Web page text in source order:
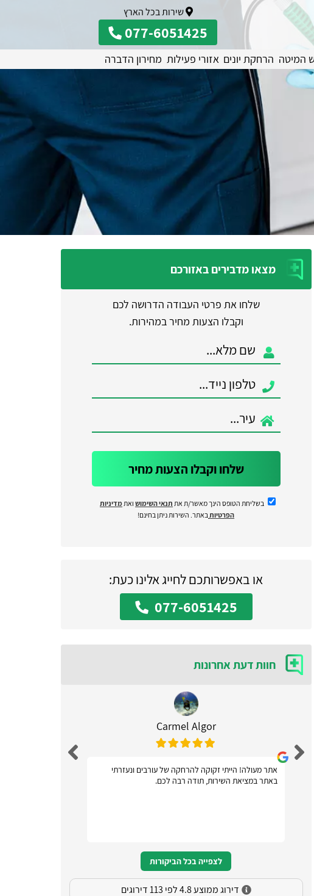
שירות בכל הארץ
077-6051425
המיטה הרחקת יונים אזורי פעילות מחירון הדברה
מצאו מדבירים באזורכם
שלחו את פרטי העבודה הדרושה לכם
וקבלו הצעות מחיר במהירות.
שלחו וקבלו הצעות מחיר
בשליחת הטופס הינך מאשר/ת את תנאי השימושואתמדיניות
הפרטיותבאתר. השירות ניתן בחינם!
או באפשרותכם לחייג אלינו כעת:
077-6051425
חוות דעת אחרונות
Carmel Algor
אתר מעולה! הייתי זקוקה להרחקה של עורבים ונעזרתי
באתר במציאת השירות, תודה רבה לכם.
לצפייה בכל הביקורות
דירוג ממוצע 4.8 לפי 113 דירוגים